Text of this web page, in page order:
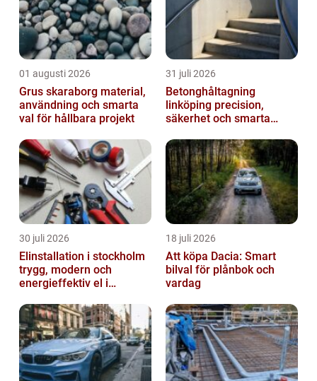
01 augusti 2026
Grus skaraborg material,
användning och smarta
val för hållbara projekt
31 juli 2026
Betonghåltagning
linköping precision,
säkerhet och smarta
30 juli 2026
Elinstallation i stockholm
trygg, modern och
energieffektiv el i
18 juli 2026
Att köpa Dacia: Smart
bilval för plånbok och
vardag